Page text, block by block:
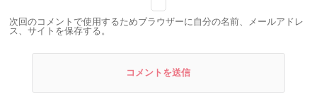
次回のコメントで使用するためブラウザーに自分の名前、メールアドレ
ス、サイトを保存する。